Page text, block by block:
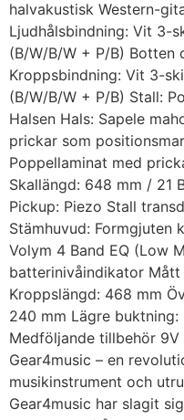
halvakustisk Western-
Ljudhålsbindning: Vit 3-
(B/W/B/W + P/B) Botten
Kroppsbindning: Vit 3-
(B/W/B/W + P/B) Stall:
Halsen Hals: Sapele
prickar som
Poppellaminat med
Skallängd: 648 mm / 21
Pickup: Piezo Stall
Stämhuvud: Formgjuten
Volym 4 Band EQ (Low
batterinivåindikator Mått
Kroppslängd: 468 mm
240 mm Lägre
Medföljande tillbehör
Gear4music – en
musikinstrument och
Gear4music har slagit